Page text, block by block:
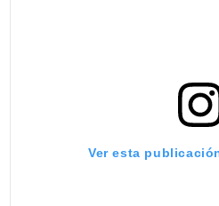
Ver esta